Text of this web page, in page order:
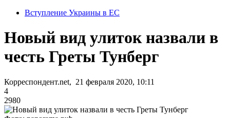
Вступление Украины в ЕС
Новый вид улиток назвали в
честь Греты Тунберг
Корреспондент.net, 21 февраля 2020, 10:11
4
2980